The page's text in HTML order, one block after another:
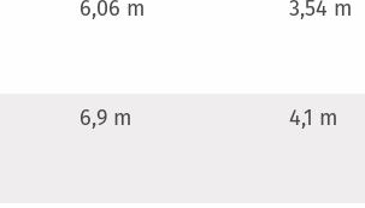
6,06 m 3,54 m
6,9 m 4,1 m